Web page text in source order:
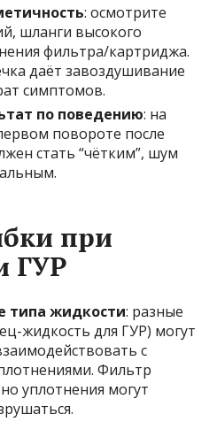
: осмотрите
шланги высокого
фильтра/картриджа.
даёт завоздушивание
симптомов.
по поведению: на
повороте после
стать “чётким”, шум
при
ГУР
типа жидкости: разные
жидкость для ГУР) могут
с
Фильтр
уплотнения могут